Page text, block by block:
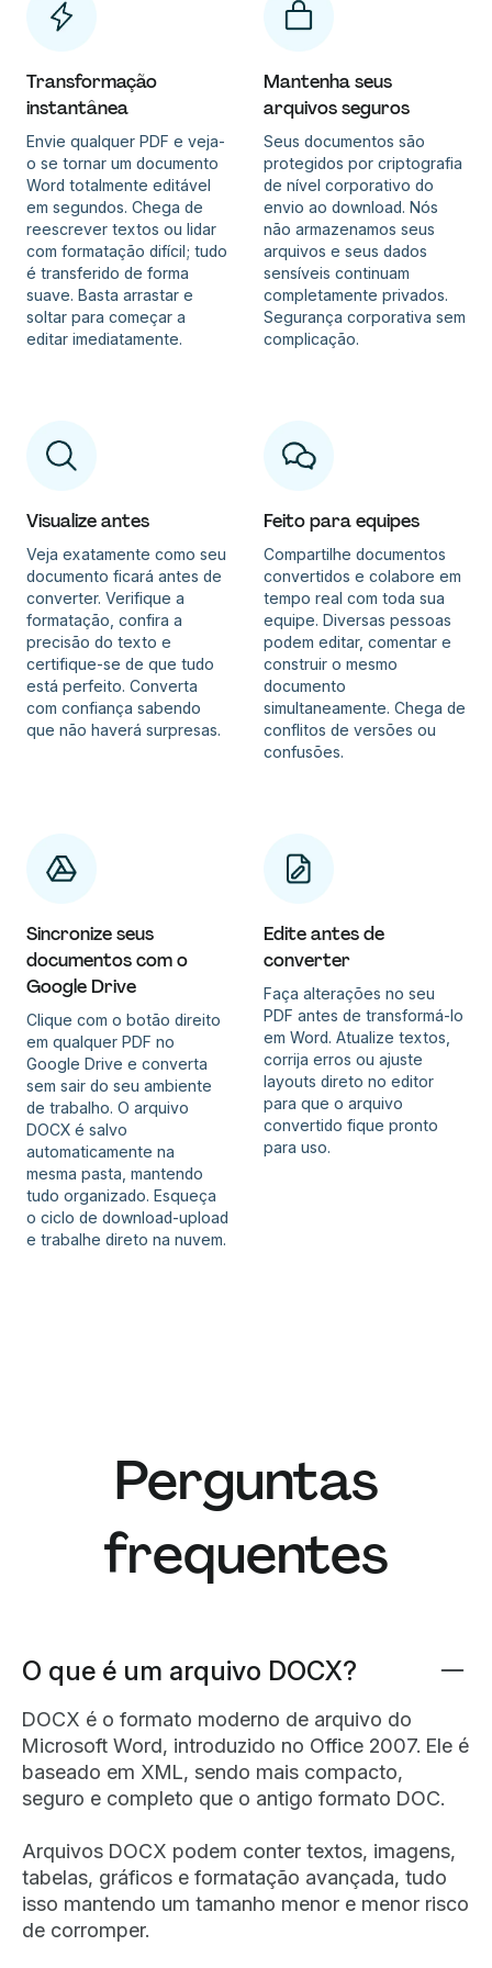
Transformação
instantânea
Envie qualquer PDF e veja-
o se tornar um documento
Word totalmente editável
em segundos. Chega de
reescrever textos ou lidar
com formatação difícil; tudo
é transferido de forma
suave. Basta arrastar e
soltar para começar a
editar imediatamente.
Mantenha seus
arquivos seguros
Seus documentos são
protegidos por criptografia
de nível corporativo do
envio ao download. Nós
não armazenamos seus
arquivos e seus dados
sensíveis continuam
completamente privados.
Segurança corporativa sem
complicação.
Visualize antes
Veja exatamente como seu
documento ficará antes de
converter. Verifique a
formatação, confira a
precisão do texto e
certifique-se de que tudo
está perfeito. Converta
com confiança sabendo
que não haverá surpresas.
Feito para equipes
Compartilhe documentos
convertidos e colabore em
tempo real com toda sua
equipe. Diversas pessoas
podem editar, comentar e
construir o mesmo
documento
simultaneamente. Chega de
conflitos de versões ou
confusões.
Sincronize seus
documentos com o
Google Drive
Clique com o botão direito
em qualquer PDF no
Google Drive e converta
sem sair do seu ambiente
de trabalho. O arquivo
DOCX é salvo
automaticamente na
mesma pasta, mantendo
tudo organizado. Esqueça
o ciclo de download-upload
e trabalhe direto na nuvem.
Edite antes de
converter
Faça alterações no seu
PDF antes de transformá-lo
em Word. Atualize textos,
corrija erros ou ajuste
layouts direto no editor
para que o arquivo
convertido fique pronto
para uso.
Perguntas
frequentes
O que é um arquivo DOCX?
DOCX é o formato moderno de arquivo do
Microsoft Word, introduzido no Office 2007. Ele é
baseado em XML, sendo mais compacto,
seguro e completo que o antigo formato DOC.
Arquivos DOCX podem conter textos, imagens,
tabelas, gráficos e formatação avançada, tudo
isso mantendo um tamanho menor e menor risco
de corromper.